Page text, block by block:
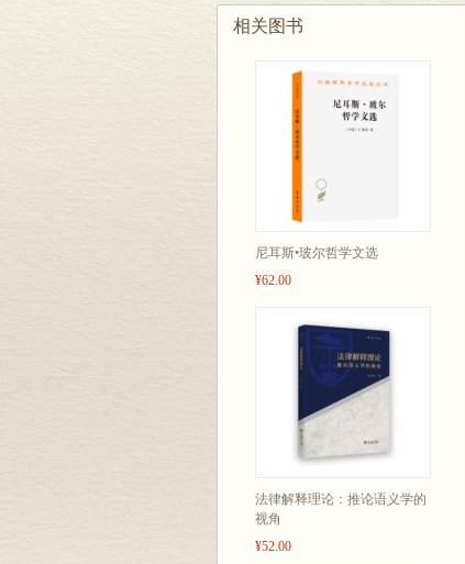
相关图书
尼耳斯•玻尔哲学文选
¥62.00
法律解释理论：推论语义学的
视角
¥52.00